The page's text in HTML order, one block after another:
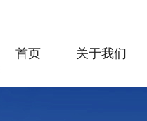
首页 关于我们